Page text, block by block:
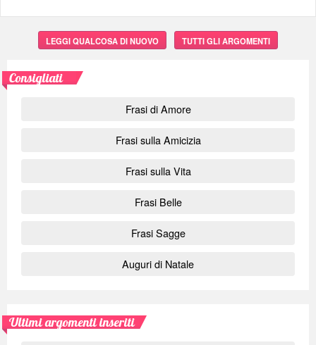
LEGGI QUALCOSA DI NUOVO TUTTI GLI ARGOMENTI
Consigliati
Frasi di Amore
Frasi sulla Amicizia
Frasi sulla Vita
Frasi Belle
Frasi Sagge
Auguri di Natale
Ultimi argomenti inseriti